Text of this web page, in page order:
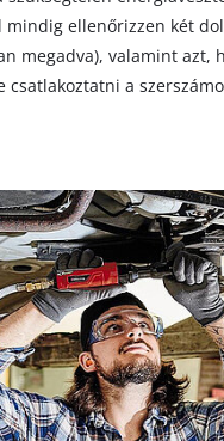
mindig ellenőrizzen két
megadva), valamint azt,
csatlakoztatni a